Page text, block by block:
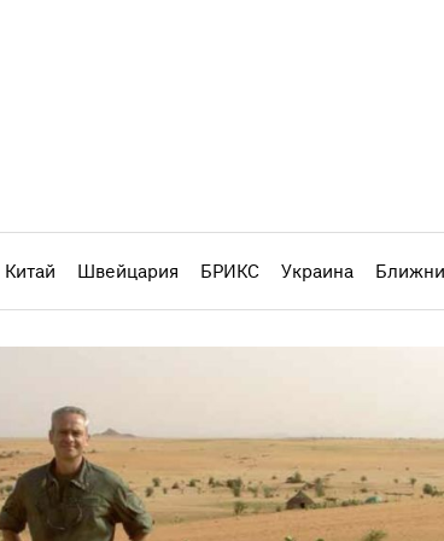
Китай Швейцария БРИКС Украина